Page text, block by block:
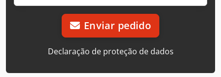
Enviar pedido
Declaração de proteção de dados